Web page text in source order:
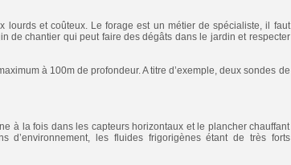
lourds et coûteux. Le forage est un métier de spécialiste, il faut
de chantier qui peut faire des dégâts dans le jardin et respecter
à 100m de profondeur. A titre d’exemple, deux sondes de
à la fois dans les capteurs horizontaux et le plancher chauffant
les fluides frigorigènes étant de très forts